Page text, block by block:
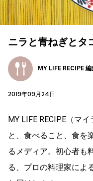
ニラと青ねぎとタ
MY LIFE RECIPE
2019年09月24日
MY LIFE RECIPE（マ
と、食べること、食を
るメディア。初心者も
る、プロの料理家によ